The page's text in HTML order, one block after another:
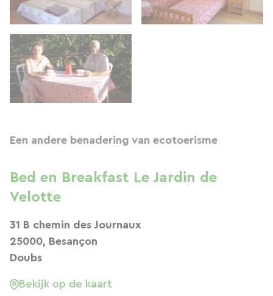
Een andere benadering van ecotoerisme
Bed en Breakfast Le Jardin de
Velotte
31 B chemin des Journaux
25000, Besançon
Doubs
Bekijk op de kaart